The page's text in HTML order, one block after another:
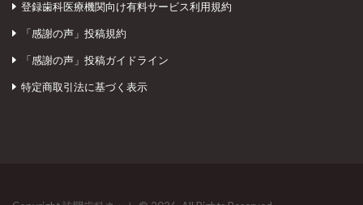
登録歯科医療機関向け有料サービス利用規約
「感謝の声」投稿規約
「感謝の声」投稿ガイドライン
特定商取引法に基づく表示